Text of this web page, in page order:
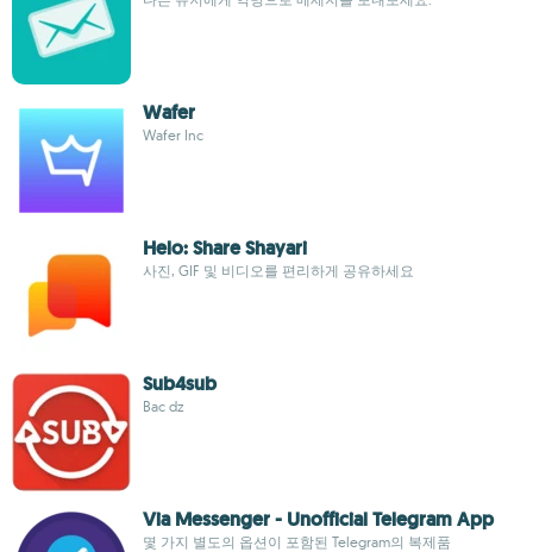
Wafer
Wafer Inc
Helo: Share Shayari
사진, GIF 및 비디오를 편리하게 공유하세요
Sub4sub
Bac dz
Via Messenger - Unofficial Telegram App
몇 가지 별도의 옵션이 포함된 Telegram의 복제품